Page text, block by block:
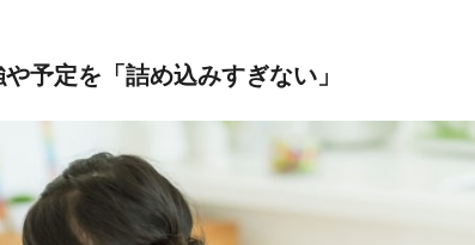
予定を「詰め込みすぎない」